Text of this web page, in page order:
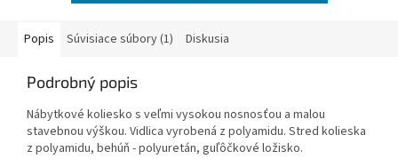
Popis Súvisiace súbory (1) Diskusia
Podrobný popis
Nábytkové koliesko s veľmi vysokou nosnosťou a malou
stavebnou výškou. Vidlica vyrobená z polyamidu. Stred kolieska
z polyamidu, behúň - polyuretán, guľôčkové ložisko.